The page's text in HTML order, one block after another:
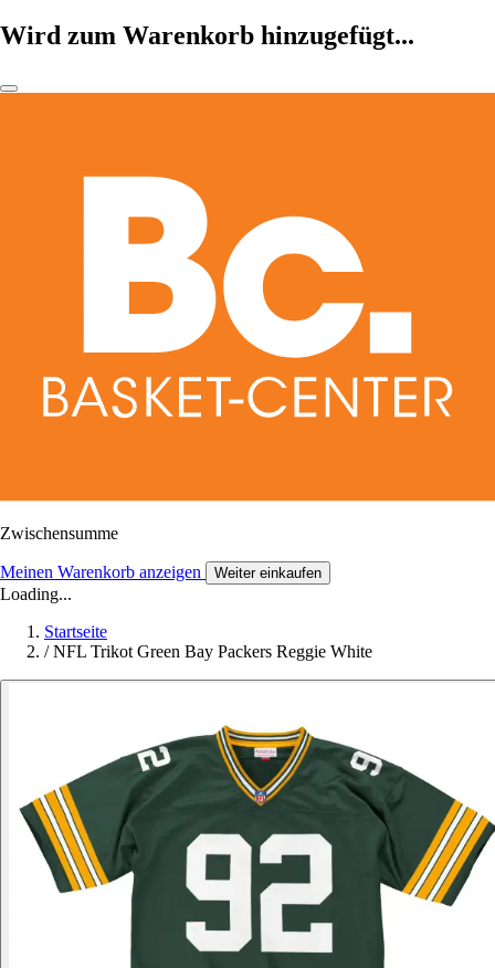
Wird zum Warenkorb hinzugefügt...
Zwischensumme
Meinen Warenkorb anzeigen Weiter einkaufen
Loading...
Startseite
/ NFL Trikot Green Bay Packers Reggie White